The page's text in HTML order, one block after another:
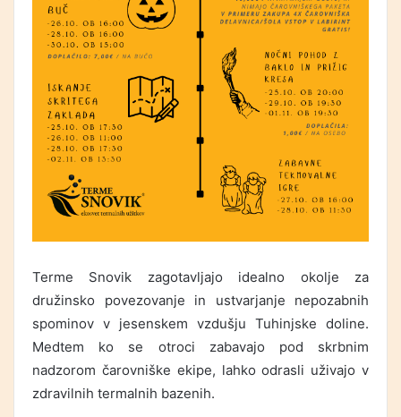
Terme Snovik zagotavljajo idealno okolje za
družinsko povezovanje in ustvarjanje nepozabnih
spominov v jesenskem vzdušju Tuhinjske doline.
Medtem ko se otroci zabavajo pod skrbnim
nadzorom čarovniške ekipe, lahko odrasli uživajo v
zdravilnih termalnih bazenih.